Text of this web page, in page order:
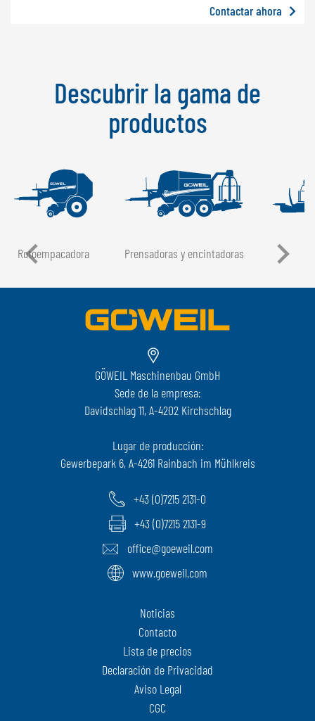
Contactar ahora
Descubrir la gama de
productos
Rotoempacadora Prensadoras y encintadoras
GÖWEIL Maschinenbau GmbH
Sede de la empresa:
Davidschlag 11, A-4202 Kirchschlag
Lugar de producción:
Gewerbepark 6, A-4261 Rainbach im Mühlkreis
+43 (0)7215 2131-0
+43 (0)7215 2131-9
office@goeweil.com
www.goeweil.com
Noticias
Contacto
Lista de precios
Declaración de Privacidad
Aviso Legal
CGC